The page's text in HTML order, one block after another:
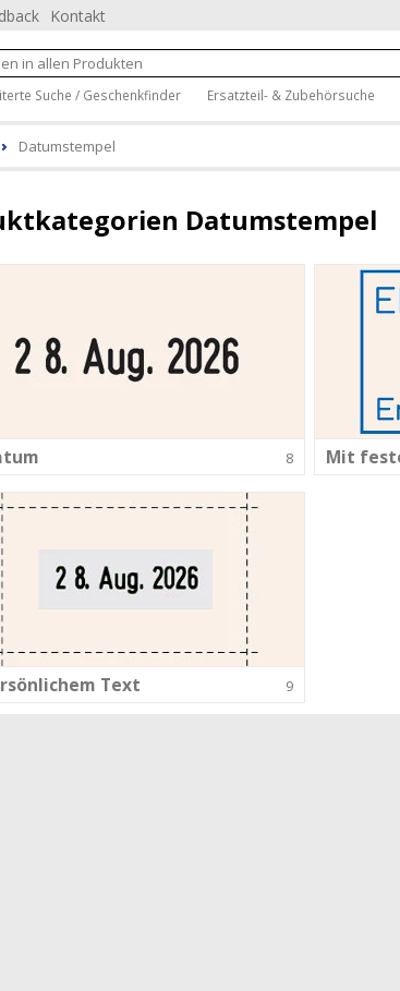
Kontakt
Suche / Geschenkfinder Ersatzteil- & Zubehörsuche
Datumstempel
Datumstempel
8 Mit
Text 9